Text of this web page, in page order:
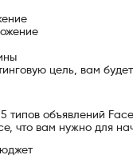
цель, вам
типов объявлений
что вам нужно для